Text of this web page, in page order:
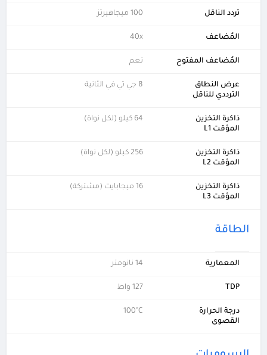
تردد الناقل 100 ميجاهيرتز
المُضاعف 40x
المُضاعف المفتوح نعم
عرض النطاق
الترددي للناقل
8 جي تي في الثانية
ذاكرة التخزين
المؤقت L1
64 كيلو (لكل نواة)
ذاكرة التخزين
المؤقت L2
256 كيلو (لكل نواة)
ذاكرة التخزين
المؤقت L3
16 ميجابايت (مشتركة)
الطاقة
المعمارية 14 نانومتر
TDP 127 واط
درجة الحرارة
القصوى
100°C